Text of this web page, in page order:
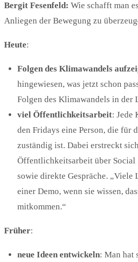
Bergit Fesenfeld: Wie schafft man
Anliegen der Bewegung zu
Heute:
Folgen des Klimawandels
hingewiesen, was jetzt schon
Folgen des Klimawandels in der
viel Öffentlichkeitsarbeit: Jede
den Fridays eine Person, die für
zuständig ist. Dabei erstreckt
Öffentlichkeitsarbeit über Social
sowie direkte Gespräche. „Viele
einer Demo, wenn sie wissen,
mitkommen.“
Früher:
neue Ideen entwickeln: Man hat